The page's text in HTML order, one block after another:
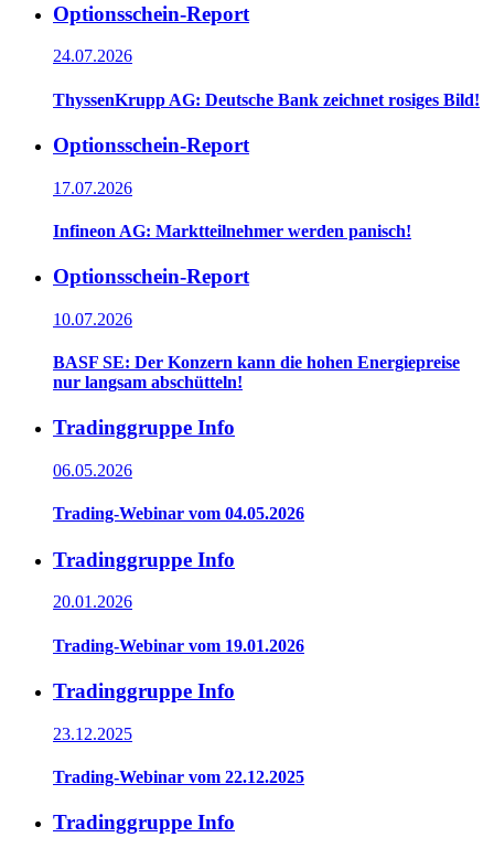
Optionsschein-Report
24.07.2026
ThyssenKrupp AG: Deutsche Bank zeichnet rosiges Bild!
Optionsschein-Report
17.07.2026
Infineon AG: Marktteilnehmer werden panisch!
Optionsschein-Report
10.07.2026
BASF SE: Der Konzern kann die hohen Energiepreise
nur langsam abschütteln!
Tradinggruppe Info
06.05.2026
Trading-Webinar vom 04.05.2026
Tradinggruppe Info
20.01.2026
Trading-Webinar vom 19.01.2026
Tradinggruppe Info
23.12.2025
Trading-Webinar vom 22.12.2025
Tradinggruppe Info